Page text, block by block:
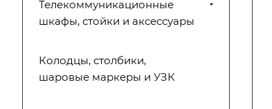
Телекоммуникационные
шкафы, стойки и аксессуары
Колодцы, столбики,
шаровые маркеры и УЗК